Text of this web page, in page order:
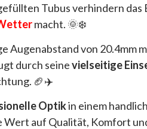
Tubus verhindern das
macht. 🌞❄️
von 20.4mm
durch seinevielseitige
🏈✈️
Optikin einem
auf Qualität, Komfort